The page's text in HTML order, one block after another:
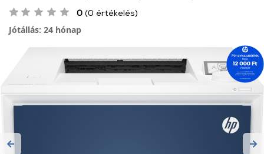
0 (0 értékelés)
Jótállás: 24 hónap
Previous